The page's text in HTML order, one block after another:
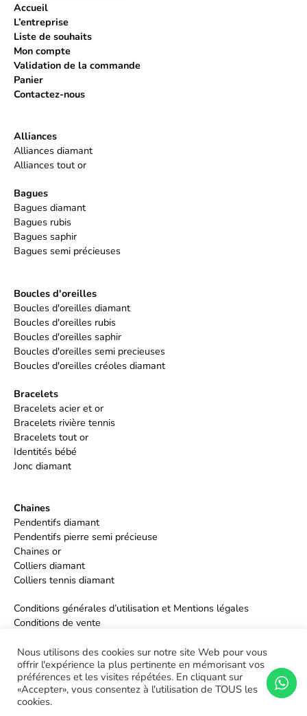
Accueil
L’entreprise
Liste de souhaits
Mon compte
Validation de la commande
Panier
Contactez-nous
Alliances
Alliances diamant
Alliances tout or
Bagues
Bagues diamant
Bagues rubis
Bagues saphir
Bagues semi précieuses
Boucles d'oreilles
Boucles d'oreilles diamant
Boucles d'oreilles rubis
Boucles d'oreilles saphir
Boucles d'oreilles semi precieuses
Boucles d'oreilles créoles diamant
Bracelets
Bracelets acier et or
Bracelets rivière tennis
Bracelets tout or
Identités bébé
Jonc diamant
Chaines
Pendentifs diamant
Pendentifs pierre semi précieuse
Chaines or
Colliers diamant
Colliers tennis diamant
Conditions générales d’utilisation et Mentions légales
Conditions de vente
Nous utilisons des cookies sur notre site Web pour vous
offrir l'expérience la plus pertinente en mémorisant vos
préférences et les visites répétées. En cliquant sur
«Accepter», vous consentez à l'utilisation de TOUS les
cookies.